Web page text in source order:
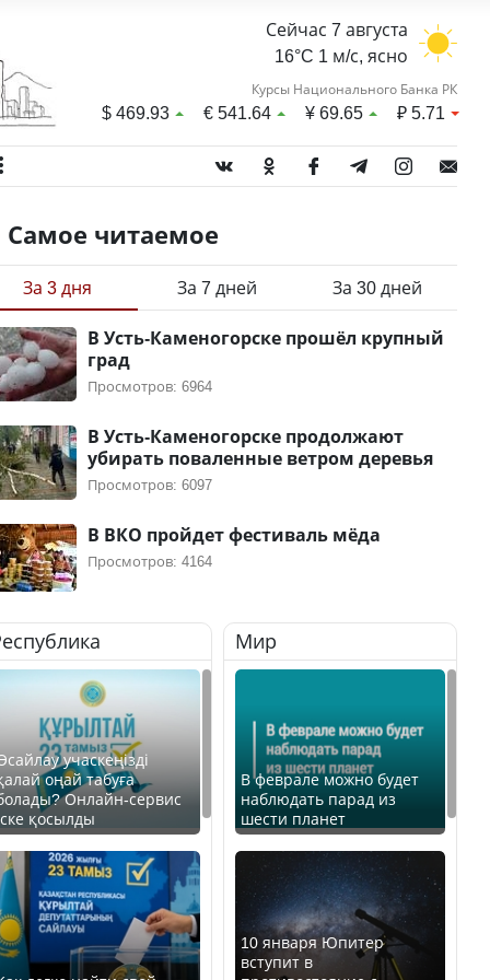
Сейчас 7 августа
16°C 1 м/с, ясно
Курсы Национального Банка РК
$469.93 €541.64 ¥69.65 ₽5.71
Самое читаемое
За 3 дня За 7 дней За 30 дней
В Усть-Каменогорске прошёл крупный
град
Просмотров: 6964
В Усть-Каменогорске продолжают
убирать поваленные ветром деревья
Просмотров: 6097
В ВКО пройдет фестиваль мёда
Просмотров: 4164
учаскеңізді
оңай табуға
Онлайн-сервис
қосылды
Мир
В феврале можно будет
наблюдать парад из
шести планет
10 января Юпитер
вступит в